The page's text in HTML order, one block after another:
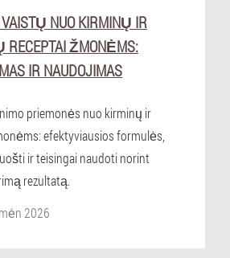
NUO KIRMINŲ IR
RECEPTAI ŽMONĖMS:
IR NAUDOJIMAS
priemonės nuo kirminų ir
efektyviausios formulės,
ir teisingai naudoti norint
rezultatą.
2026